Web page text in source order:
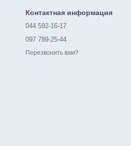
Контактная информация
044 592-16-17
097 789-25-44
Перезвонить вам?